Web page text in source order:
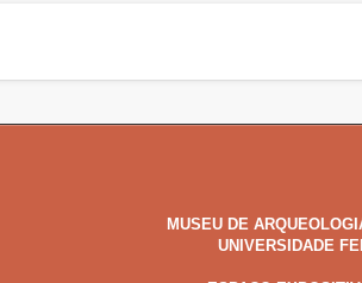
MUSEU DE
UNIVERSIDADE